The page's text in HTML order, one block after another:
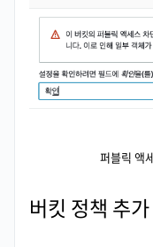
퍼블릭 액
버킷 정책 추가